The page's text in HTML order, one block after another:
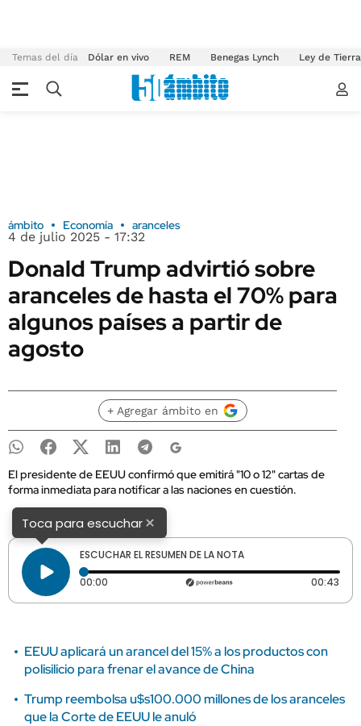
Temas del día Dólar en vivo REM Benegas Lynch Ley de
ámbito Economía aranceles
4 de julio 2025 - 17:32
Donald Trump advirtió sobre
aranceles de hasta el 70% para
algunos países a partir de
agosto
+ Agregar ámbito en
El presidente de EEUU confirmó que emitirá "10 o 12" cartas de
forma inmediata para notificar a las naciones en cuestión.
Toca para escuchar×
ESCUCHAR EL RESUMEN DE LA NOTA
00:00 Tiempo transcurrido: 0 segundos 00:43
EEUU aplicará un arancel del 15% a los productos con
polisilicio para frenar el avance de China
Trump reembolsa u$s100.000 millones de los aranceles
que la Corte de EEUU le anuló